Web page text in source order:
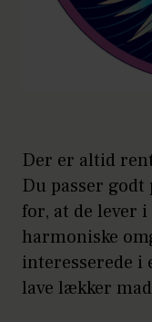
Der er altid
Du passer godt
for, at de lever
harmoniske
interesserede
lave lækker